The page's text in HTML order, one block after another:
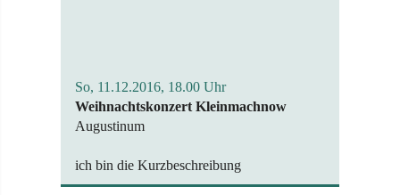
So, 11.12.2016, 18.00 Uhr
Weihnachtskonzert Kleinmachnow
Augustinum
ich bin die Kurzbeschreibung